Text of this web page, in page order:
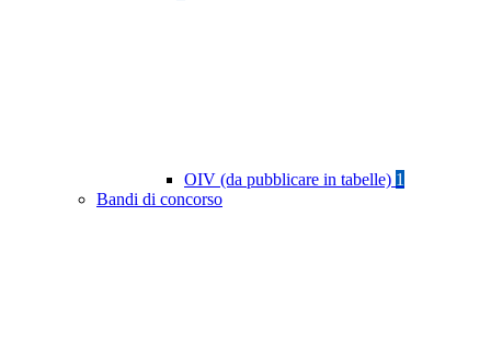
OIV (da pubblicare in tabelle) 1
Bandi di concorso